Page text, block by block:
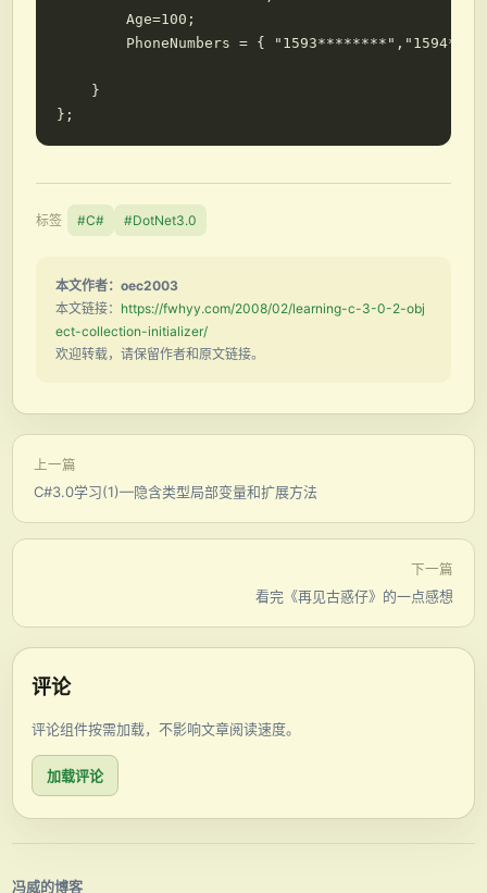
        Age=100;
PhoneNumbers = {
    }
标签 #C# #DotNet3.0
本文作者：oec2003
本文链接： https://fwhyy.com/2008/02/learning-c-3-0-2-obj
ect-collection-initializer/
欢迎转载，请保留作者和原文链接。
上一篇
C#3.0学习(1)—隐含类型局部变量和扩展方法
下一篇
看完《再见古惑仔》的一点感想
评论
评论组件按需加载，不影响文章阅读速度。
加载评论
冯威的博客